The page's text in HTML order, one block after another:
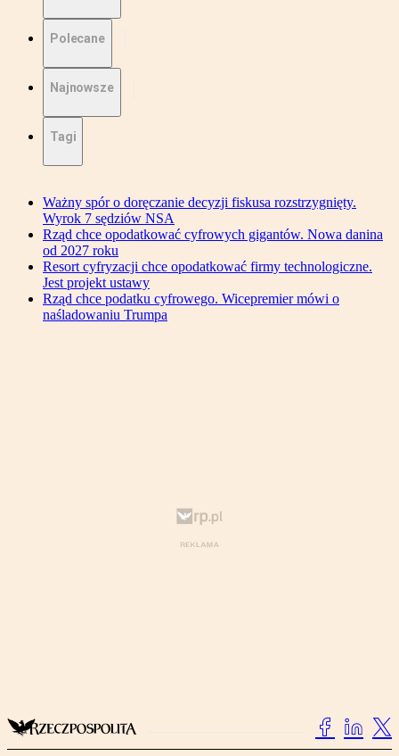
Polecane
Najnowsze
Tagi
Ważny spór o doręczanie decyzji fiskusa rozstrzygnięty.
Wyrok 7 sędziów NSA
Rząd chce opodatkować cyfrowych gigantów. Nowa danina
od 2027 roku
Resort cyfryzacji chce opodatkować firmy technologiczne.
Jest projekt ustawy
Rząd chce podatku cyfrowego. Wicepremier mówi o
naśladowaniu Trumpa